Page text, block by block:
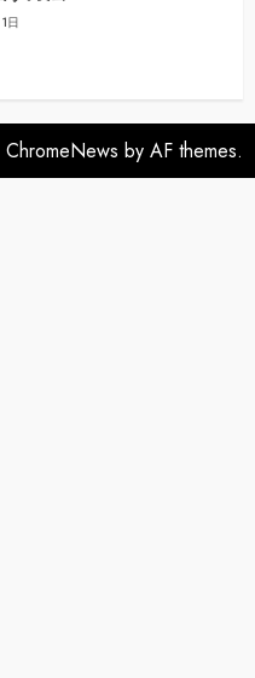
日
ChromeNews by AF themes.